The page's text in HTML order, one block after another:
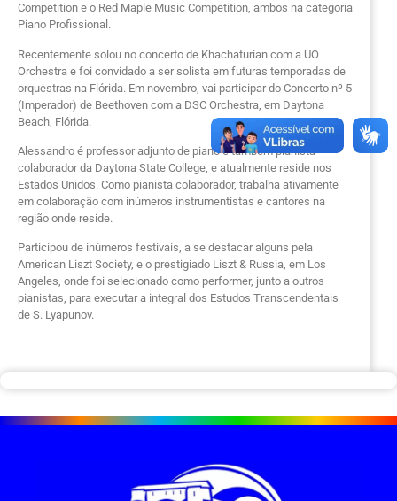
Competition e o Red Maple Music Competition, ambos na categoria
Piano Profissional.
Recentemente solou no concerto de Khachaturian com a UO
Orchestra e foi convidado a ser solista em futuras temporadas de
orquestras na Flórida. Em novembro, vai participar do Concerto nº 5
(Imperador) de Beethoven com a DSC Orchestra, em Daytona
Beach, Flórida.
Alessandro é professor adjunto de piano e também pianista
colaborador da Daytona State College, e atualmente reside nos
Estados Unidos. Como pianista colaborador, trabalha ativamente
em colaboração com inúmeros instrumentistas e cantores na
região onde reside.
Participou de inúmeros festivais, a se destacar alguns pela
American Liszt Society, e o prestigiado Liszt & Russia, em Los
Angeles, onde foi selecionado como performer, junto a outros
pianistas, para executar a integral dos Estudos Transcendentais
de S. Lyapunov.